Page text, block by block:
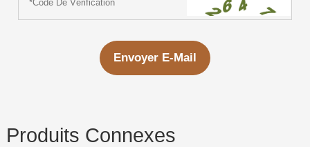
Envoyer E-Mail
Produits Connexes